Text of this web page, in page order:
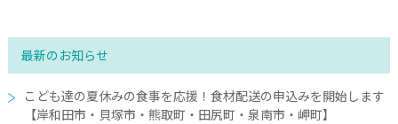
最新のお知らせ
こども達の夏休みの食事を応援！食材配送の申込みを開始します
【岸和田市・貝塚市・熊取町・田尻町・泉南市・岬町】